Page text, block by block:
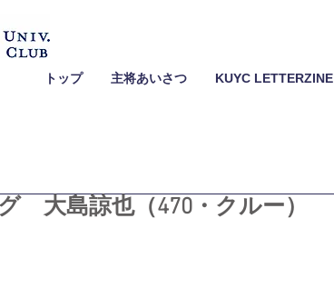
トップ 主将あいさつ KUYC LETTERZINE
大島諒也（470・クルー）